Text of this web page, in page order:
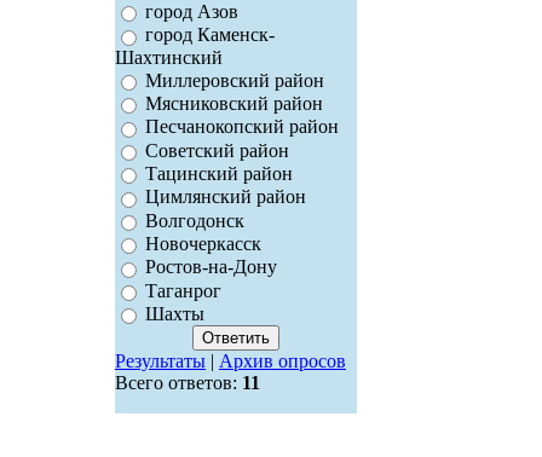
город Азов
город Каменск-
Шахтинский
Миллеровский район
Мясниковский район
Песчанокопский район
Советский район
Тацинский район
Цимлянский район
Волгодонск
Новочеркасск
Ростов-на-Дону
Таганрог
Шахты
Результаты| Архив опросов
Всего ответов: 11